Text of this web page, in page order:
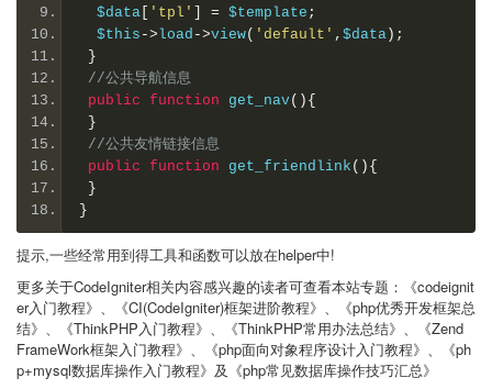
  $data
[ 'tpl' ] = $template ;
  $this
->load ->view( 'default' , $data);
}
//公共导航信息
public function get_nav(){
}
//公共友情链接信息
public function get_friendlink (){
}
}
提示,一些经常用到得工具和函数可以放在helper中!
更多关于CodeIgniter相关内容感兴趣的读者可查看本站专题：《codeignit
er入门教程》、《CI(CodeIgniter)框架进阶教程》、《php优秀开发框架总
结》、《ThinkPHP入门教程》、《ThinkPHP常用办法总结》、《Zend
FrameWork框架入门教程》、《php面向对象程序设计入门教程》、《ph
p+mysql数据库操作入门教程》及《php常见数据库操作技巧汇总》